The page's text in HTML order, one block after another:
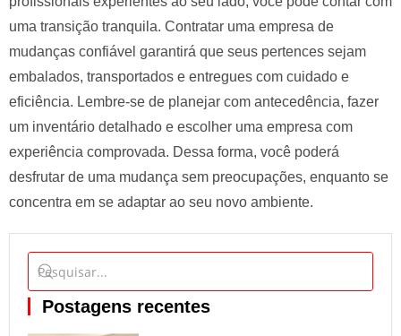
uma transição tranquila. Contratar uma empresa de
mudanças confiável garantirá que seus pertences sejam
embalados, transportados e entregues com cuidado e
eficiência. Lembre-se de planejar com antecedência, fazer
um inventário detalhado e escolher uma empresa com
experiência comprovada. Dessa forma, você poderá
desfrutar de uma mudança sem preocupações, enquanto se
concentra em se adaptar ao seu novo ambiente.
Postagens recentes